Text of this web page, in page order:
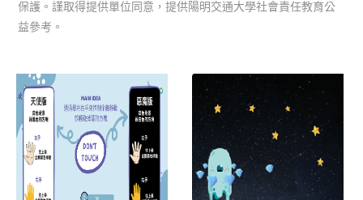
保護。謹取得提供單位同意，提供陽明交通大學社會責任教育公
益參考。